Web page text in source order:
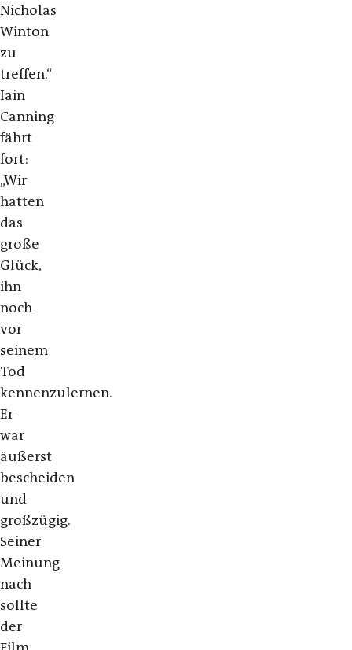
Nicholas
Winton
zu
treffen.“
Iain
Canning
fährt
fort:
„Wir
hatten
das
große
Glück,
ihn
noch
vor
seinem
Tod
kennenzulernen.
Er
war
äußerst
bescheiden
und
großzügig.
Seiner
Meinung
nach
sollte
der